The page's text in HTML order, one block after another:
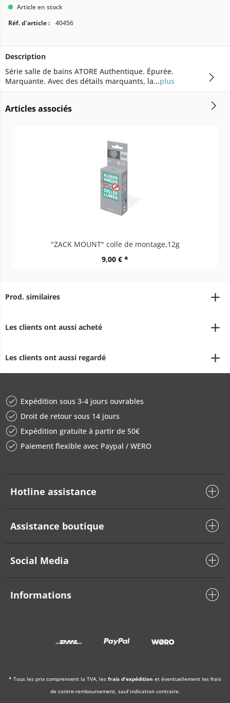
Article en stock
Réf. d'article :
40456
Description
Série salle de bains ATORE Authentique. Épurée.
Marquante. Avec des détails marquants, la...plus
Articles associés
"ZACK MOUNT" colle de montage,12g
9,00 € *
Prod. similaires
Les clients ont aussi acheté
Les clients ont aussi regardé
Expédition sous 3-4 jours ouvrables
Droit de retour sous 14 jours
Expédition gratuite à partir de 50€
Paiement flexible avec Paypal / WERO
Hotline assistance
Assistance boutique
Social Media
Informations
* Tous les prix comprennent la TVA, les frais d'expédition et éventuellement les frais
de contre-remboursement, sauf indication contraire.